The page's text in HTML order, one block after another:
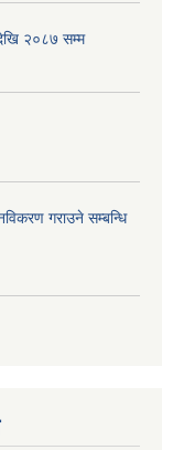
२०८७ सम्म
गराउने सम्बन्धि